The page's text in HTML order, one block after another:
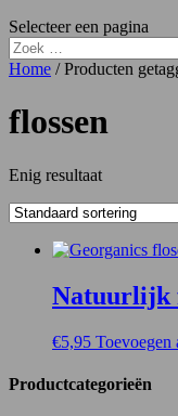
Selecteer een pagina
Home / Producten
flossen
Enig resultaat
Natuurlijk
€5,95 Toevoegen
Productcategorieën